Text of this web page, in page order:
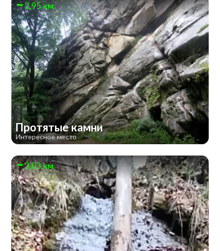
2.95 км
Протятые камни
Интересное место
3.03 км